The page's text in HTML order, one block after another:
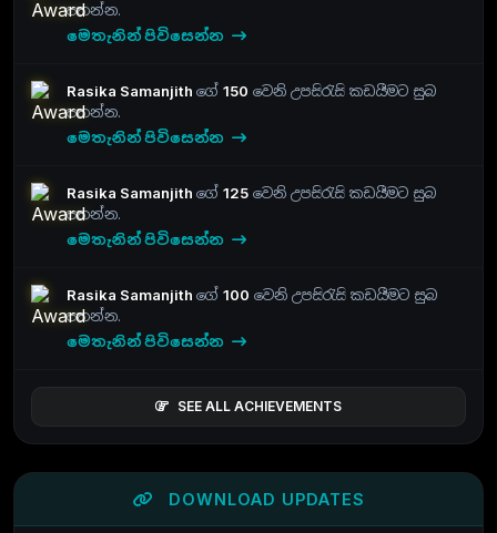
පතන්න.
මෙතැනින් පිවිසෙන්න
Rasika Samanjith ගේ 150 වෙනි උපසිරැසි කඩයීමට සුබ
පතන්න.
මෙතැනින් පිවිසෙන්න
Rasika Samanjith ගේ 125 වෙනි උපසිරැසි කඩයීමට සුබ
පතන්න.
මෙතැනින් පිවිසෙන්න
Rasika Samanjith ගේ 100 වෙනි උපසිරැසි කඩයීමට සුබ
පතන්න.
මෙතැනින් පිවිසෙන්න
SEE ALL ACHIEVEMENTS
DOWNLOAD UPDATES